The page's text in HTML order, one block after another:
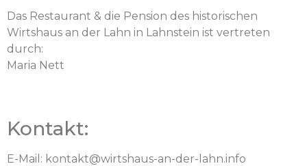
Das Restaurant & die Pension des historischen
Wirtshaus an der Lahn in Lahnstein ist vertreten
durch:
Maria Nett
Kontakt:
E-Mail: kontakt@wirtshaus-an-der-lahn.info